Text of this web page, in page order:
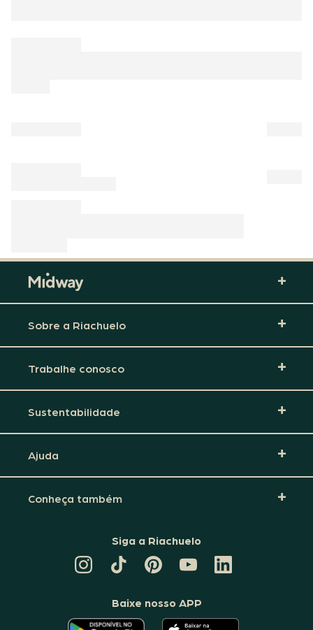
Sobre a Riachuelo
Trabalhe conosco
Sustentabilidade
Ajuda
Conheça também
Siga a Riachuelo
TIKTOK
DA
PINTEREST
DA
CANAL
DA
RIACHUELO
LINKEDIN
DA
Baixe nosso APP
O O